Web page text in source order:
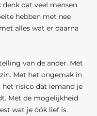
denk dat veel mensen
hebben met nee
alles wat er daarna
van de ander. Met
Met het ongemak in
risico dat iemand je
Met de mogelijkheid
wat je óók lief is.